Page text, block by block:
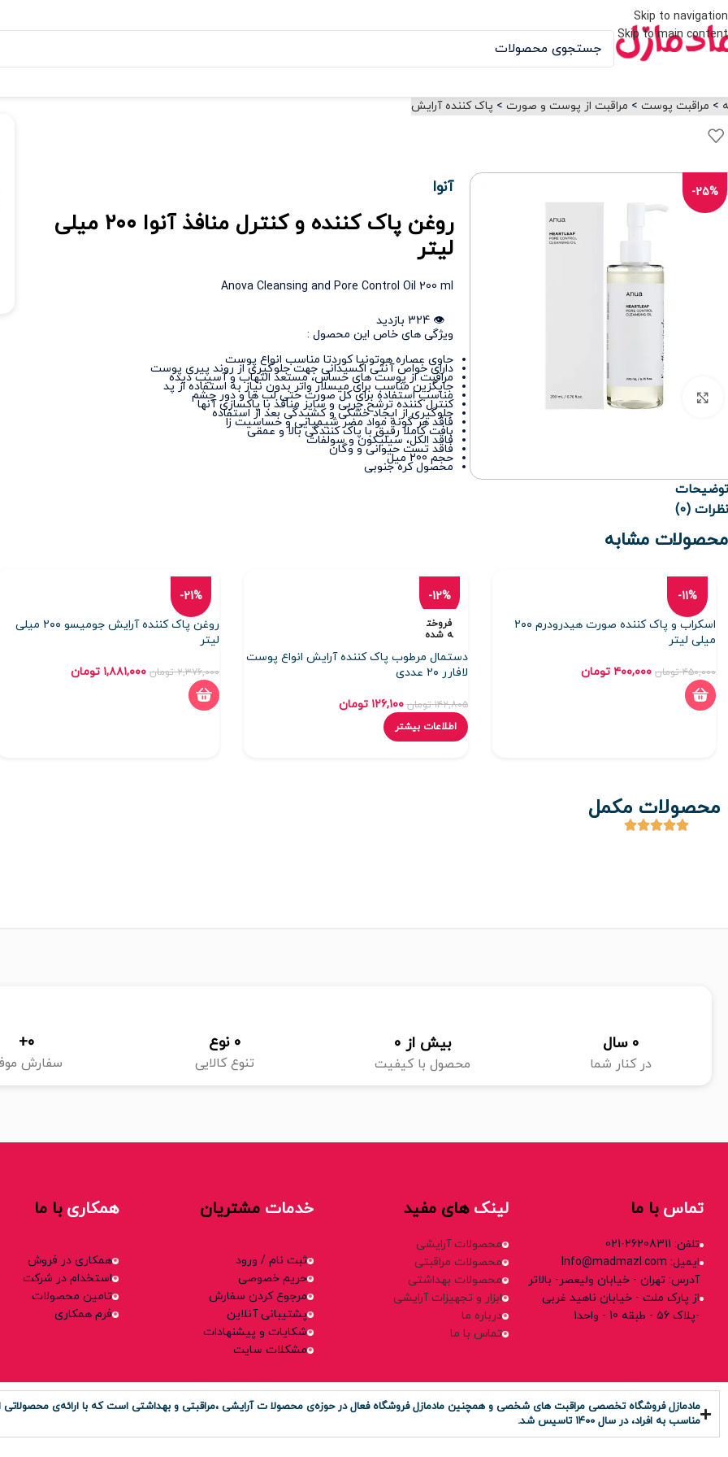
Skip to navigation
Skip to main content
> مراقبت پوست > مراقبت از پوست و صورت > پاک کننده آرایش
-25%
برای بزرگنمایی کلیک کنید
آنوا
روغن پاک کننده و کنترل منافذ آنوا ۲۰۰ میلی
لیتر
Anova Cleansing and Pore Control Oil 200 ml
👁️ 324 بازدید
ویژگی های خاص این محصول :
حاوی عصاره هوتونیا کوردتا مناسب انواع پوست
دارای خواص آنتی اکسیدانی جهت جلوگیری از روند پیری پوست
مراقبت از پوست های حساس، مستعد التهاب و آسیب دیده
جایگزین مناسب برای میسلار واتر بدون نیاز به استفاده از پد
مناسب استفاده برای کل صورت حتی لب ها و دور چشم
کنترل کننده ترشح چربی و سایز منافذ با پاکسازی آنها
جلوگیری از ایجاد خشکی و کشیدگی بعد از استفاده
فاقد هر گونه مواد مضر شیمیایی و حساسیت زا
بافت کاملا رقیق با پاک کنندگی بالا و عمقی
فاقد الکل، سیلیکون و سولفات
فاقد تست حیوانی و وگان
حجم 200 میل
محصول کره جنوبی
توضیحات
نظرات (0)
محصولات مشابه
-11%
اسکراب و پاک کننده صورت هیدرودرم ۲۰۰
میلی لیتر
۴۵۰,۰۰۰ تومان ۴۰۰,۰۰۰ تومان
-12%
فروخت
ه شده
دستمال مرطوب پاک کننده آرایش انواع پوست
لافارر ۲۰ عددی
۱۴۲,۸۰۵ تومان ۱۲۶,۱۰۰ تومان
اطلاعات بیشتر
-21%
روغن پاک کننده آرایش جومیسو ۲۰۰ میلی
لیتر
۲,۳۷۶,۰۰۰ تومان ۱,۸۸۱,۰۰۰ تومان
محصولات مکمل
در کنار شما
0 سال
محصول با کیفیت
بیش از 0
تنوع کالایی
0 نوع
سفارش
0
+
تماسبا ما
تلفن: 26208311-021
ایمیل: Info@madmazl.com
آدرس: تهران - خیابان ولیعصر- بالاتر
از پارک ملت - خیابان ناهید غربی
-پلاک 56 - طبقه 10 - واحد1
لینک های مفید
محصولات آرایشی
محصولات مراقبتی
محصولات بهداشتی
ابزار و تجهیزات آرایشی
درباره ما
تماس با ما
خدمات مشتریان
ثبت نام / ورود
حریم خصوصی
مرجوع کردن سفارش
پشتیبانی آنلاین
شکایات و پیشنهادات
مشکلات سایت
همکاریبا ما
همکاری در فروش
استخدام در شرکت
تامین محصولات
فرم همکاری
مادمازل فروشگاه تخصصی مراقبت های شخصی و همچنین مادمازل فروشگاه فعال در حوزه‌ی محصولا ت آرایشی ،مراقبتی و بهداشتی است که با ارائه‌ی محصولاتی
مناسب به افراد، در سال ۱۴۰0 تاسیس شد.